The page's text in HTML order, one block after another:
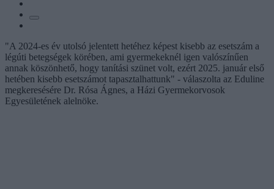
"A 2024-es év utolsó jelentett hetéhez képest kisebb az esetszám a
légúti betegségek körében, ami gyermekeknél igen valószínűen
annak köszönhető, hogy tanítási szünet volt, ezért 2025. január első
hetében kisebb esetszámot tapasztalhattunk" - válaszolta az Eduline
megkeresésére Dr. Rósa Ágnes, a Házi Gyermekorvosok
Egyesületének alelnöke.